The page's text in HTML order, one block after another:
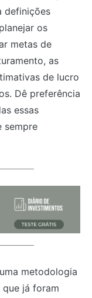
definições
os
metas de
as
de lucro
Dê preferência
essas
sempre
metodologia
já foram